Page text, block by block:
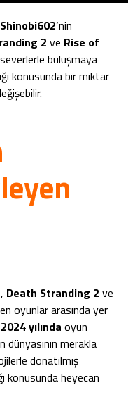
Shinobi602‘nin
2 ve Rise of
buluşmaya
konusunda bir miktar
Death Stranding 2 ve
oyunlar arasında yer
yılında oyun
merakla
donatılmış
konusunda heyecan